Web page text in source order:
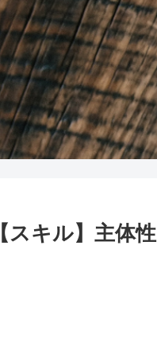
【スキル】主体性